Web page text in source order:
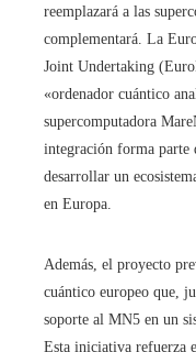
reemplazará a las
complementará. La
Joint Undertaking
«ordenador cuántico
supercomputadora
integración forma parte
desarrollar un
en Europa.
Además, el proyecto
cuántico europeo que,
soporte al MN5 en un
Esta iniciativa refuerza